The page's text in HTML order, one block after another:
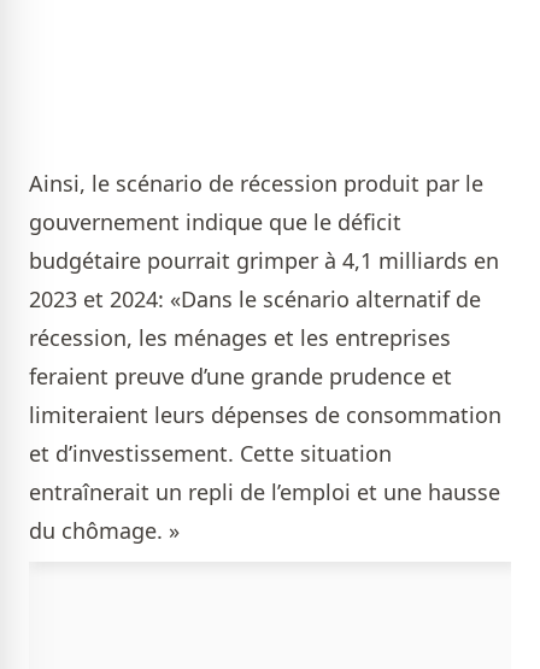
Ainsi, le scénario de récession produit par le
gouvernement indique que le déficit
budgétaire pourrait grimper à 4,1 milliards en
2023 et 2024: «Dans le scénario alternatif de
récession, les ménages et les entreprises
feraient preuve d’une grande prudence et
limiteraient leurs dépenses de consommation
et d’investissement. Cette situation
entraînerait un repli de l’emploi et une hausse
du chômage. »